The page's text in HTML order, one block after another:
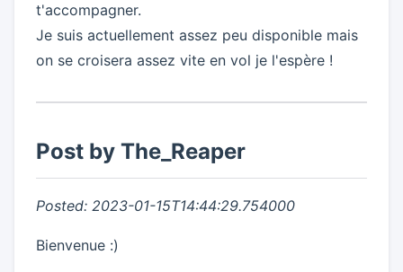
t'accompagner.
Je suis actuellement assez peu disponible mais
on se croisera assez vite en vol je l'espère !
Post by The_Reaper
Posted: 2023-01-15T14:44:29.754000
Bienvenue :)